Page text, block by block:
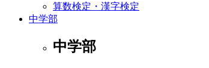
算数検定・漢字検定
中学部
中学部